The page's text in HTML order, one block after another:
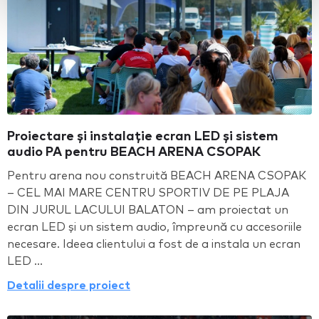
Proiectare și instalație ecran LED și sistem
audio PA pentru BEACH ARENA CSOPAK
Pentru arena nou construită BEACH ARENA CSOPAK
– CEL MAI MARE CENTRU SPORTIV DE PE PLAJA
DIN JURUL LACULUI BALATON – am proiectat un
ecran LED și un sistem audio, împreună cu accesoriile
necesare. Ideea clientului a fost de a instala un ecran
LED ...
Detalii despre proiect